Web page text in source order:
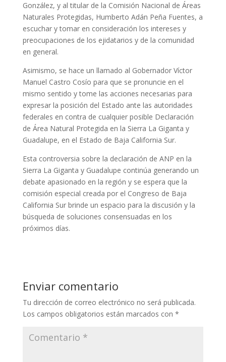
González, y al titular de la Comisión Nacional de Áreas
Naturales Protegidas, Humberto Adán Peña Fuentes, a
escuchar y tomar en consideración los intereses y
preocupaciones de los ejidatarios y de la comunidad
en general.
Asimismo, se hace un llamado al Gobernador Víctor
Manuel Castro Cosío para que se pronuncie en el
mismo sentido y tome las acciones necesarias para
expresar la posición del Estado ante las autoridades
federales en contra de cualquier posible Declaración
de Área Natural Protegida en la Sierra La Giganta y
Guadalupe, en el Estado de Baja California Sur.
Esta controversia sobre la declaración de ANP en la
Sierra La Giganta y Guadalupe continúa generando un
debate apasionado en la región y se espera que la
comisión especial creada por el Congreso de Baja
California Sur brinde un espacio para la discusión y la
búsqueda de soluciones consensuadas en los
próximos días.
Enviar comentario
Tu dirección de correo electrónico no será publicada.
Los campos obligatorios están marcados con *